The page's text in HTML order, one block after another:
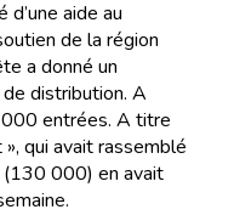
aide au
de la région
a donné un
distribution. A
entrées. A titre
», qui avait rassemblé
000) en avait